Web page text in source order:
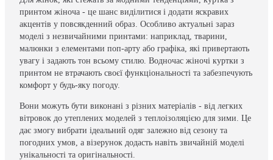
принтом жіноча - це шанс виділитися і додати яскравих
акцентів у повсякденний образ. Особливо актуальні зараз
моделі з незвичайними принтами: наприклад, тварини,
малюнки з елементами поп-арту або графіка, які привертають
увагу і задають тон всьому стилю. Водночас жіночі куртки з
принтом не втрачають своєї функціональності та забезпечують
комфорт у будь-яку погоду.
Вони можуть бути виконані з різних матеріалів - від легких
вітровок до утеплених моделей з теплоізоляцією для зими. Це
дає змогу вибрати ідеальний одяг залежно від сезону та
погодних умов, а візерунок додасть навіть звичайній моделі
унікальності та оригінальності.